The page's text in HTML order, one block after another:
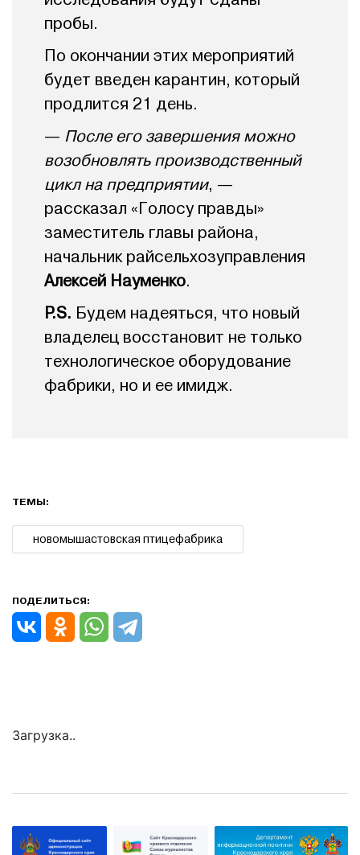
пробы.
По окончании этих мероприятий
будет введен карантин, который
продлится 21 день.
— После его завершения можно
возобновлять производственный
цикл на предприятии, —
рассказал «Голосу правды»
заместитель главы района,
начальник райсельхозуправления
Алексей Науменко.
P.S. Будем надеяться, что новый
владелец восстановит не только
технологическое оборудование
фабрики, но и ее имидж.
ТЕМЫ:
новомышастовская птицефабрика
ПОДЕЛИТЬСЯ:
Загрузка..